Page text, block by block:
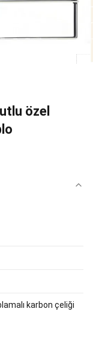
özel
karbon çeliği